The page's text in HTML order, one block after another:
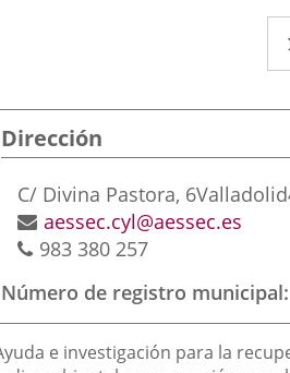
Dirección
Postal
address
C/ Divina Pastora, 6Valladolid
Email
aessec.cyl@aessec.es
Phones
983 380 257
Número de registro municipal
e investigación para la